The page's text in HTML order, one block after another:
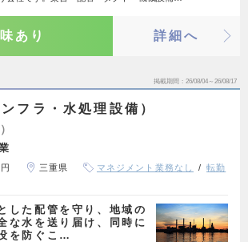
あり 詳細へ
掲載期間 26/08/04～26/08/17
フラ・水処理設備）
三重県 マネジメント業務なし
転勤
した配管を守り、地域の
な水を送り届け、同時に
を防ぐこ…